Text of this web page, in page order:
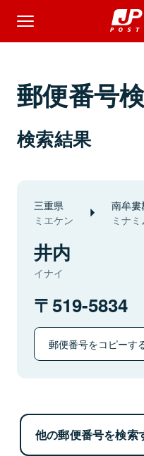
郵便番号
検索結果
三重県
ミエケン
南牟
ミナ
井内
イナイ
519-5834
郵便番号をコピーす
他の郵便番号を検索